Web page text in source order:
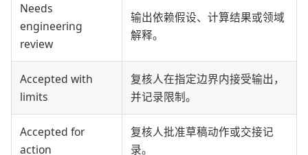
Needs
engineering
review
输出依赖假设、计算结果或领域
解释。
Accepted with
limits
复核人在指定边界内接受输出，
并记录限制。
Accepted for
action
复核人批准草稿动作或交接记
录。